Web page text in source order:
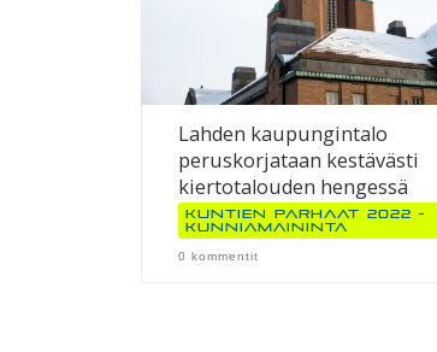
Lahden kaupungintalo
peruskorjataan kestävästi
kiertotalouden hengessä
Kuntien parhaat 2022 -
kunniamaininta
0 kommentit